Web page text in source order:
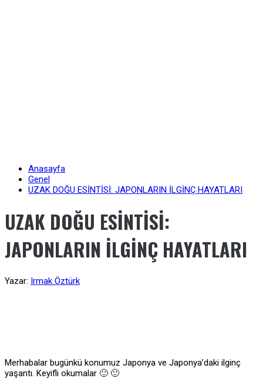
Anasayfa
Genel
UZAK DOĞU ESİNTİSİ: JAPONLARIN İLGİNÇ HAYATLARI
UZAK DOĞU ESİNTİSİ:
JAPONLARIN İLGİNÇ HAYATLARI
Yazar: Irmak Öztürk
Merhabalar bugünkü konumuz Japonya ve Japonya’daki ilginç
yaşantı. Keyifli okumalar 🙂 🙂